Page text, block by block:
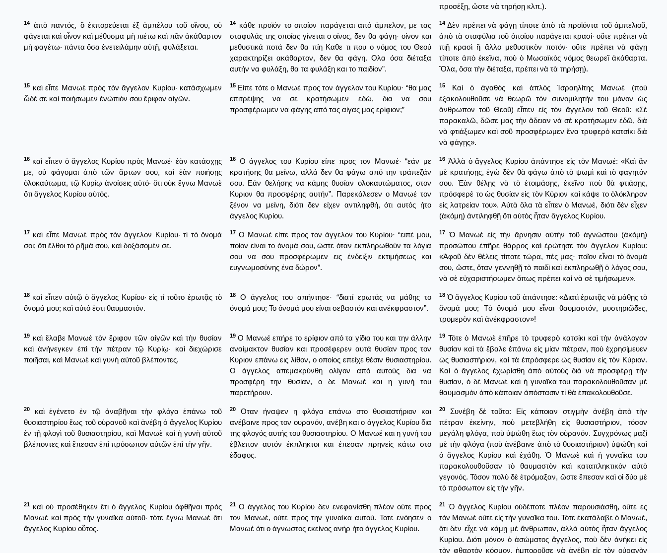
προσέξῃ, ὥστε νὰ τηρήσῃ κλπ.).
14
ἀπὸ παντός, ὃ ἐκπορεύεται ἐξ ἀμπέλου τοῦ οἴνου, οὐ
φάγεται καὶ οἶνον καὶ μέθυσμα μὴ πιέτω καὶ πᾶν ἀκάθαρτον
μὴ φαγέτω· πάντα ὅσα ἐνετειλάμην αὐτῇ, φυλάξεται.
14
κάθε προϊόν το οποίον παράγεται από άμπελον, με τας
σταφυλάς της οποίας γίνεται ο οίνος, δεν θα φάγη· οίνον και
μεθυστικά ποτά δεν θα πίη Καθε τι που ο νόμος του Θεού
χαρακτηρίζει ακάθαρτον, δεν θα φάγη. Ολα όσα διέταξα
αυτήν να φυλάξη, θα τα φυλάξη και το παιδίον”.
14 Δὲν πρέπει νὰ φάγῃ τίποτε ἀπὸ τὰ προϊόντα τοῦ ἀμπελιοῦ,
ἀπὸ τὰ σταφύλια τοῦ ὁποίου παράγεται κρασί· οὔτε πρέπει νὰ
πιῇ κρασὶ ἢ ἄλλο μεθυστικὸν ποτόν· οὔτε πρέπει νὰ φάγῃ
τίποτε ἀπὸ ἐκεῖνα, ποὺ ὁ Μωσαϊκὸς νόμος θεωρεῖ ἀκάθαρτα.
Ὅλα, ὅσα τὴν διέταξα, πρέπει νὰ τὰ τηρήσῃ).
15 καὶ εἶπε Μανωὲ πρὸς τὸν ἄγγελον Κυρίου· κατάσχωμεν
ὧδέ σε καὶ ποιήσωμεν ἐνώπιόν σου ἔριφον αἰγῶν.
15 Είπε τότε ο Μανωέ προς τον άγγελον του Κυρίου· “θα μας
επιτρέψης να σε κρατήσωμεν εδώ, δια να σου
προσφέρωμεν να φάγης από τας αίγας μας ερίφιον;”
15
Καὶ ὁ ἀγαθὸς καὶ ἁπλὸς Ἰσραηλίτης Μανωέ (ποὺ
ἐξακολουθοῦσε νὰ θεωρῶ τὸν συνομιλητήν του μόνον ὡς
ἄνθρωπον τοῦ Θεοῦ) εἶπεν εἰς τὸν ἄγγελον τοῦ Θεοῦ: «Σὲ
παρακαλῶ, δῶσε μας τὴν ἄδειαν νὰ σὲ κρατήσωμεν ἐδῶ, διὰ
νὰ φτιάξωμεν καὶ σοῦ προσφέρωμεν ἕνα τρυφερὸ κατσίκι διὰ
νὰ φάγῃς».
16 καὶ εἶπεν ὁ ἄγγελος Κυρίου πρὸς Μανωέ· ἐὰν κατάσχῃς
με, οὐ φάγομαι ἀπὸ τῶν ἄρτων σου, καὶ ἐὰν ποιήσῃς
ὁλοκαύτωμα, τῷ Κυρίῳ ἀνοίσεις αὐτό· ὅτι οὐκ ἔγνω Μανωὲ
ὅτι ἄγγελος Κυρίου αὐτός.
16
Ο άγγελος του Κυρίου είπε προς τον Μανωέ· “εάν με
κρατήσης θα μείνω, αλλά δεν θα φάγω από την τράπεζάν
σου. Εάν θελήσης να κάμης θυσίαν ολοκαυτώματος, στον
Κυριον θα προσφέρης αυτήν”. Παρεκάλεσεν ο Μανωέ τον
ξένον να μείνη, διότι δεν είχεν αντιληφθή, ότι αυτός ήτο
άγγελος Κυρίου.
16 Ἀλλὰ ὁ ἄγγελος Κυρίου ἀπάντησε εἰς τὸν Μανωέ: «Καὶ ἂν
μὲ κρατήσῃς, ἐγὼ δὲν θὰ φάγω ἀπὸ τὸ ψωμὶ καὶ τὸ φαγητόν
σου. Ἐὰν θέλῃς νὰ τὸ ἐτοιμάσῃς, ἐκεῖνο ποὺ θὰ φτιάσῃς,
πρόσφερέ το ὡς θυσίαν εἰς τὸν Κύριον καὶ κάψε το ὁλόκληρον
εἰς λατρείαν του». Αὐτὰ ὅλα τὰ εἶπεν ὁ Μανωέ, διότι δὲν εἶχεν
(ἀκόμη) ἀντιληφθῇ ὅτι αὐτὸς ἦταν ἄγγελος Κυρίου.
17 καὶ εἶπε Μανωὲ πρὸς τὸν ἄγγελον Κυρίου· τί τὸ ὄνομά
σοι; ὅτι ἔλθοι τὸ ρῆμά σου, καὶ δοξάσομέν σε.
17 Ο Μανωέ είπε προς τον άγγελον του Κυρίου· “ειπέ μου,
ποίον είναι το όνομά σου, ώστε όταν εκπληρωθούν τα λόγια
σου να σου προσφέρωμεν εις ένδειξιν εκτιμήσεως και
ευγνωμοσύνης ένα δώρον”.
17
Ὁ Μανωὲ εἰς τὴν ἄρνησιν αὐτὴν τοῦ ἀγνώστου (ἀκόμη)
προσώπου ἐπῆρε θάρρος καὶ ἐρώτησε τὸν ἄγγελον Κυρίου:
«Ἀφοῦ δὲν θέλεις τίποτε τώρα, πές μας· ποῖον εἶναι τὸ ὄνομά
σου, ὥστε, ὅταν γεννηθῇ τὸ παιδὶ καὶ ἐκπληρωθῇ ὁ λόγος σου,
νὰ σὲ εὐχαριστήσωμεν ὅπως πρέπει καὶ νὰ σὲ τιμήσωμεν».
18 καὶ εἶπεν αὐτῷ ὁ ἄγγελος Κυρίου· εἰς τί τοῦτο ἐρωτᾷς τὸ
ὄνομά μου; καὶ αὐτό ἐστι θαυμαστόν.
18
Ο άγγελος του απήντησε· “διατί ερωτάς να μάθης το
όνομά μου; Το όνομά μου είναι σεβαστόν και ανέκφραστον”.
18 Ὁ ἄγγελος Κυρίου τοῦ ἀπάντησε: «Διατὶ ἐρωτᾷς νὰ μάθῃς τὸ
ὄνομά μου; Τὸ ὄνομά μου εἶναι θαυμαστόν, μυστηριῶδες,
τρομερὸν καὶ ἀνέκφραστον»!
19 καὶ ἔλαβε Μανωὲ τὸν ἔριφον τῶν αἰγῶν καὶ τὴν θυσίαν
καὶ ἀνήνεγκεν ἐπὶ τήν πέτραν τῷ Κυρίῳ· καὶ διεχώρισε
ποιῆσαι, καὶ Μανωὲ καὶ γυνὴ αὐτοῦ βλέποντες.
19 Ο Μανωέ επήρε το ερίφιον από τα γίδια του και την άλλην
αναίμακτον θυσίαν και προσέφερεν αυτά θυσίαν προς τον
Κυριον επάνω εις λίθον, ο οποίος επείχε θέσιν θυσιαστηρίου.
Ο άγγελος απεμακρύνθη ολίγον από αυτούς δια να
προσφέρη την θυσίαν, ο δε Μανωέ και η γυνή του
παρετήρουν.
19 Τότε ὁ Μανωὲ ἐπῆρε τὸ τρυφερὸ κατσίκι καὶ τὴν ἀνάλογον
θυσίαν καὶ τὰ ἔβαλε ἐπάνω εἰς μίαν πέτραν, ποὺ ἐχρησίμευεν
ὡς θυσιαστήριον, καὶ τὰ ἐπρόσφερε ὡς θυσίαν εἰς τὸν Κύριον.
Καὶ ὁ ἄγγελος ἐχωρίσθη ἀπὸ αὐτοὺς διὰ νὰ προσφέρῃ τὴν
θυσίαν, ὁ δὲ Μανωὲ καὶ ἡ γυναῖκα του παρακολουθοῦσαν μὲ
θαυμασμὸν ἀπὸ κάποιαν ἀπόστασιν τί θὰ ἐπακολουθοῦσε.
20
καὶ ἐγένετο ἐν τῷ ἀναβῆναι τὴν φλόγα ἐπάνω τοῦ
θυσιαστηρίου ἕως τοῦ οὐρανοῦ καὶ ἀνέβη ὁ ἄγγελος Κυρίου
ἐν τῇ φλογὶ τοῦ θυσιαστηρίου, καὶ Μανωὲ καὶ ἡ γυνὴ αὐτοῦ
βλέποντες καὶ ἔπεσαν ἐπὶ πρόσωπον αὐτῶν ἐπὶ τὴν γῆν.
20
Οταν ήναψεν η φλόγα επάνω στο θυσιαστήριον και
ανέβαινε προς τον ουρανόν, ανέβη και ο άγγελος Κυρίου δια
της φλογός αυτής του θυσιαστηρίου. Ο Μανωέ και η γυνή του
έβλεπον αυτόν έκπληκτοι και έπεσαν πρηνείς κάτω στο
έδαφος.
20
Συνέβη δὲ τοῦτο: Εἰς κάποιαν στιγμὴν ἀνέβη ἀπὸ τὴν
πέτραν ἐκείνην, ποὺ μετεβλήθη εἰς θυσιαστήριον, τόσον
μεγάλη φλόγα, ποὺ ὑψώθη ἕως τὸν οὐρανόν. Συγχρόνως μαζὶ
μὲ τὴν φλόγα (ποὺ ἀνέβαινε ἀπὸ τὸ θυσιαστήριον) ὑψώθη καὶ
ὁ ἄγγελος Κυρίου καὶ ἐχάθη. Ὁ Μανωὲ καὶ ἡ γυναῖκα του
παρακολουθοῦσαν τὸ θαυμαστὸν καὶ καταπληκτικὸν αὐτὸ
γεγονός. Τόσον πολὺ δὲ ἐτρόμαξαν, ὥστε ἔπεσαν καὶ οἱ δύο μὲ
τὸ πρόσωπον εἰς τὴν γῆν.
21 καὶ οὐ προσέθηκεν ἔτι ὁ ἄγγελος Κυρίου ὀφθῆναι πρὸς
Μανωὲ καὶ πρὸς τὴν γυναῖκα αὐτοῦ· τότε ἔγνω Μανωὲ ὅτι
ἄγγελος Κυρίου οὗτος.
21 Ο άγγελος του Κυρίου δεν ενεφανίσθη πλέον ούτε προς
τον Μανωέ, ούτε προς την γυναίκα αυτού. Τοτε ενόησεν ο
Μανωέ ότι ο άγνωστος εκείνος ανήρ ήτο άγγελος Κυρίου.
21 Ὁ ἄγγελος Κυρίου οὐδέποτε πλέον παρουσιάσθη, οὔτε ες
τὸν Μανωὲ οὔτε εἰς τὴν γυναῖκα του. Τότε ἐκατάλαβε ὁ Μανωέ,
ὅτι δὲν εἶχε νὰ κάμῃ μὲ ἄνθρωπον, ἀλλὰ αὐτὸς ἦταν ἄγγελος
Κυρίου. Διότι μόνον ὁ ἀσώματος ἄγγελος, ποὺ δὲν ἀνήκει εἰς
τὸν φθαρτὸν κόσμον, ἠμποροῦσε νὰ ἀνέβη εἰς τὸν οὐρανὸν